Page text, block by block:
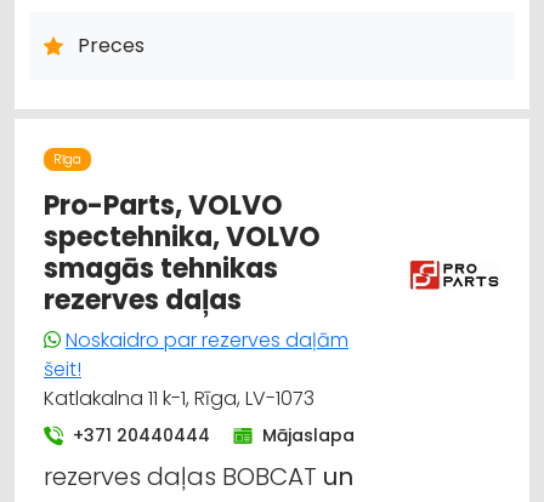
DAĻAS
AUTOSERVISU APRĪKOJUMS
Preces
Rīga
Pro-Parts, VOLVO
spectehnika, VOLVO
smagās tehnikas
rezerves daļas
Noskaidro par rezerves daļām
šeit!
Katlakalna 11 k-1, Rīga, LV-1073
+371 20440444 Mājaslapa
rezerves daļas BOBCAT un